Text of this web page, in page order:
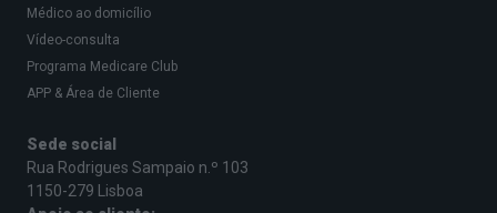
Médico ao domicílio
Vídeo-consulta
Programa Medicare Club
APP & Área de Cliente
Sede social
Rua Rodrigues Sampaio n.º 103
1150-279 Lisboa